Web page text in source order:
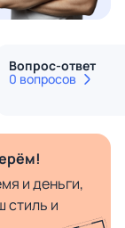
Вопрос-ответ
0 вопросов
и деньги,
стиль и